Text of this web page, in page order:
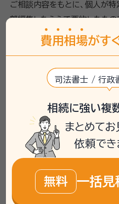
ご相談内容をもとに、個人が
部編集したうえで要約したも
や相談先は、お客様の状況によ
門家や相談窓口へご確認くださ
自筆証書遺言の内容確
でいる
相談者は今年2月に自ら自筆
か不安を抱えていました。公
興味がなく、自筆証書のまま
費用 相場がす
司法書士 / 行政
相続に強い複
まとめてお
依頼でき
無料 一括見